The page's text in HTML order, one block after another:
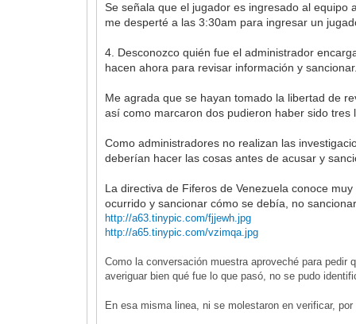
Se señala que el jugador es ingresado al
me desperté a las 3:30am para ingresar un
4. Desconozco quién fue el administrador
hacen ahora para revisar información y
Me agrada que se hayan tomado la libertad de
así como marcaron dos pudieron haber sido
Como administradores no realizan las
deberían hacer las cosas antes de acusar y
La directiva de Fiferos de Venezuela conoce
ocurrido y sancionar cómo se debía, no
http://a63.tinypic.com/fjjewh.jpg
http://a65.tinypic.com/vzimqa.jpg
Como la conversación muestra aproveché para pedir
averiguar bien qué fue lo que pasó, no se pudo
En esa misma linea, ni se molestaron en verificar,